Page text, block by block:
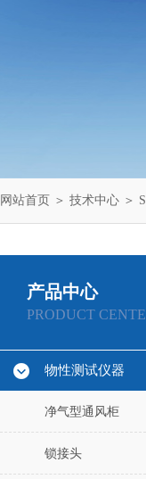
网站首页 ＞ 技术中心 ＞
产品中心
PRODUCT
物性测试仪器
净气型通风柜
锁接头